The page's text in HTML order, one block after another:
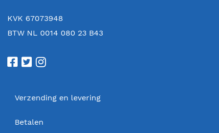
KVK 67073948
BTW NL 0014 080 23 B43
Verzending en levering
Betalen